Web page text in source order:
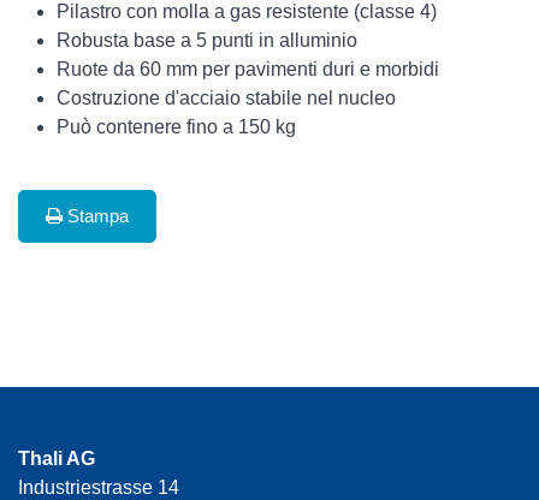
Pilastro con molla a gas resistente (classe 4)
Robusta base a 5 punti in alluminio
Ruote da 60 mm per pavimenti duri e morbidi
Costruzione d'acciaio stabile nel nucleo
Può contenere fino a 150 kg
Stampa
Thali AG
Industriestrasse 14